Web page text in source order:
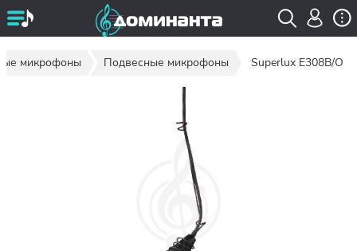
микрофоны Подвесные микрофоны Superlux E308B/O